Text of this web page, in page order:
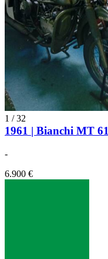
1 /32
1961 | Bianchi MT 61
-
6.900 €